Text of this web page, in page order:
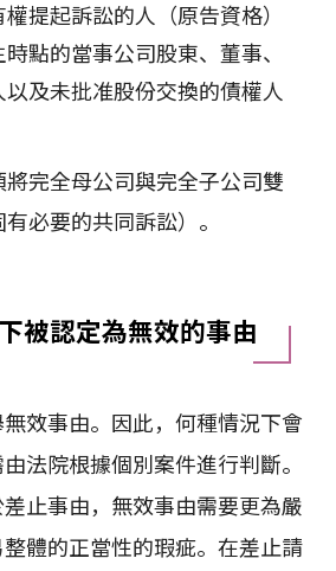
提起訴訟的人（原告資格）
點的當事公司股東、董事、
及未批准股份交換的債權人
完全母公司與完全子公司雙
必要的共同訴訟） 。
被認定為無效的事由
效事由。因此，何種情況下會
法院根據個別案件進行判斷。
止事由，無效事由需要更為嚴
體的正當性的瑕疵。在差止請